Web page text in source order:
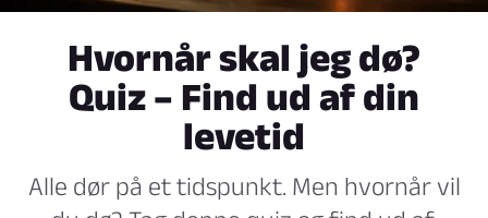
Hvornår skal jeg dø?
Quiz – Find ud af din
levetid
Alle dør på et tidspunkt. Men hvornår vil